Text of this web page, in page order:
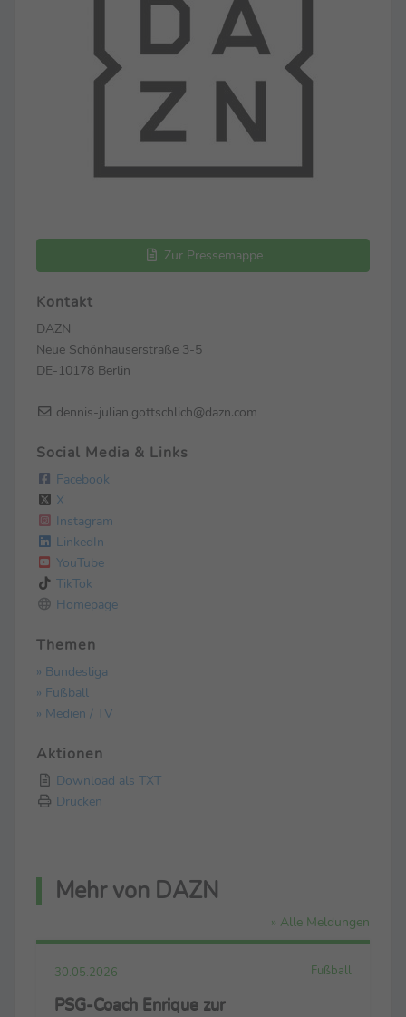
Zur Pressemappe
Kontakt
DAZN
Neue Schönhauserstraße 3-5
DE-10178 Berlin
dennis-julian.gottschlich@dazn.com
Social Media & Links
Facebook
X
Instagram
LinkedIn
YouTube
TikTok
Homepage
Themen
» Bundesliga
» Fußball
» Medien / TV
Aktionen
Download als TXT
Drucken
Mehr von DAZN
» Alle Meldungen
30.05.2026 Fußball
PSG-Coach Enrique zur